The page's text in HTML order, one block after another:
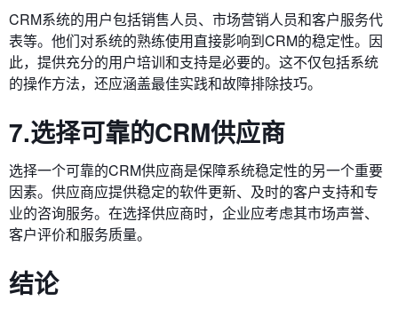
CRM系统的用户包括销售人员、市场营销人员和客户服务代
表等。他们对系统的熟练使用直接影响到CRM的稳定性。因
此，提供充分的用户培训和支持是必要的。这不仅包括系统
的操作方法，还应涵盖最佳实践和故障排除技巧。
7.选择可靠的CRM供应商
选择一个可靠的CRM供应商是保障系统稳定性的另一个重要
因素。供应商应提供稳定的软件更新、及时的客户支持和专
业的咨询服务。在选择供应商时，企业应考虑其市场声誉、
客户评价和服务质量。
结论